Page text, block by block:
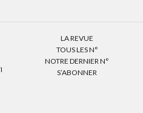
LA REVUE
TOUS LES N°
NOTRE DERNIER N°
S’ABONNER